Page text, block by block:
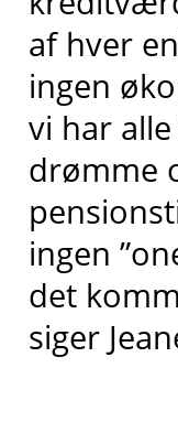
af hver
ingen
vi har
drømme
ingen
det
siger